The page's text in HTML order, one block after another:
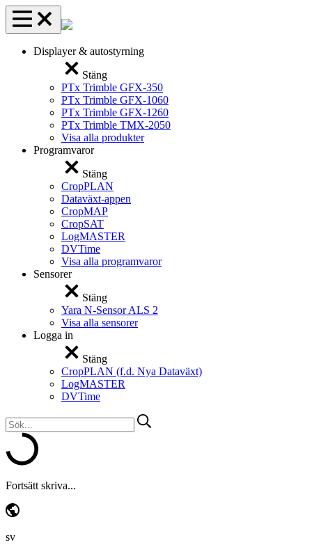
Hoppa
till
innehåll
Displayer & autostyrning
Stäng
PTx Trimble GFX-350
PTx Trimble GFX-1060
PTx Trimble GFX-1260
PTx Trimble TMX-2050
Visa alla produkter
Programvaror
Stäng
CropPLAN
Dataväxt-appen
CropMAP
CropSAT
LogMASTER
DVTime
Visa alla programvaror
Sensorer
Stäng
Yara N-Sensor ALS 2
Visa alla sensorer
Logga in
Stäng
CropPLAN (f.d. Nya Dataväxt)
LogMASTER
DVTime
Sök
efter:
Fortsätt skriva...
sv